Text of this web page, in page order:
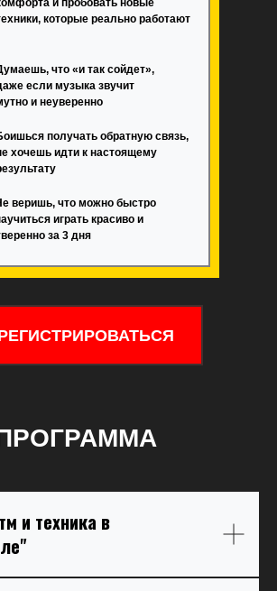
и пробовать новые
которые реально работают
получать обратную связь,
хочешь идти к настоящему
что «и так сойдет»,
если музыка звучит
и неуверенно
веришь, что можно быстро
играть красиво и
за 3 дня
и техника в